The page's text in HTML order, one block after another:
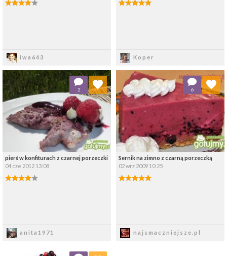
iwa643 Koper
pierś w konfiturach z czarnej porzeczki
04 cze 2012 13:08
anita1971
2
Dodaj do ulubionych
Wybierz listę:
Sernik na zimno z czarną porzeczką
02 wrz 2009 10:25
najsmaczniejsze.pl
6
Dodaj do ulubionych
Wybierz listę:
Dodaj do ulubionych